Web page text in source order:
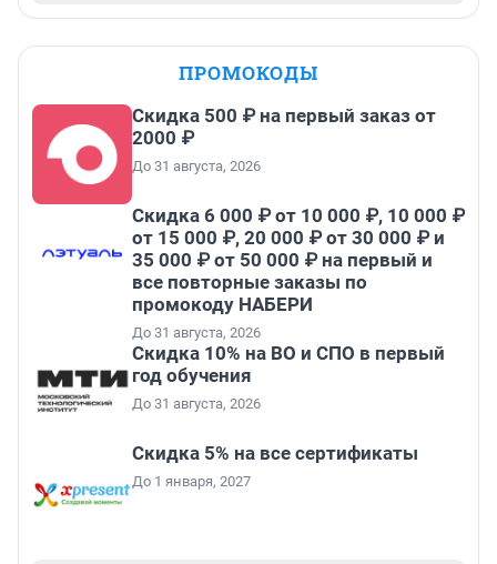
ПРОМОКОДЫ
Скидка 500 ₽ на первый заказ от
2000 ₽
До 31 августа, 2026
Скидка 6 000 ₽ от 10 000 ₽, 10 000 ₽
от 15 000 ₽, 20 000 ₽ от 30 000 ₽ и
35 000 ₽ от 50 000 ₽ на первый и
все повторные заказы по
промокоду НАБЕРИ
До 31 августа, 2026
Скидка 10% на ВО и СПО в первый
год обучения
До 31 августа, 2026
Скидка 5% на все сертификаты
До 1 января, 2027